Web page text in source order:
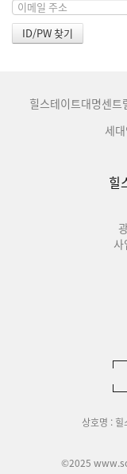
힐스테이트대명센트
세
힐
상호명 :
©2025